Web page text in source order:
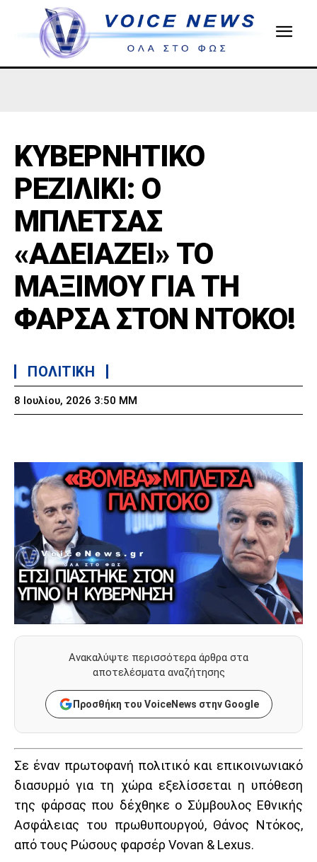
ΚΥΒΕΡΝΗΤΙΚΟ
ΡΕΖΙΛΙΚΙ: Ο
ΜΠΛΕΤΣΑΣ
«ΑΔΕΙΑΖΕΙ» ΤΟ
ΜΑΞΙΜΟΥ ΓΙΑ ΤΗ
ΦΑΡΣΑ ΣΤΟΝ ΝΤΟΚΟ!
ΠΟΛΙΤΙΚΗ
8 Ιουλίου, 2026 3:50 ΜΜ
Ανακαλύψτε περισσότερα άρθρα στα
αποτελέσματα αναζήτησης
Προσθήκη του VoiceNews στην Google
Σε έναν πρωτοφανή πολιτικό και επικοινωνιακό
διασυρμό για τη χώρα εξελίσσεται η υπόθεση
της φάρσας που δέχθηκε ο Σύμβουλος Εθνικής
Ασφάλειας του πρωθυπουργού, Θάνος Ντόκος,
από τους Ρώσους φαρσέρ Vovan & Lexus.